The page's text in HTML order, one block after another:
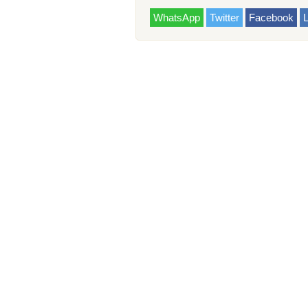
WhatsApp Twitter Facebook